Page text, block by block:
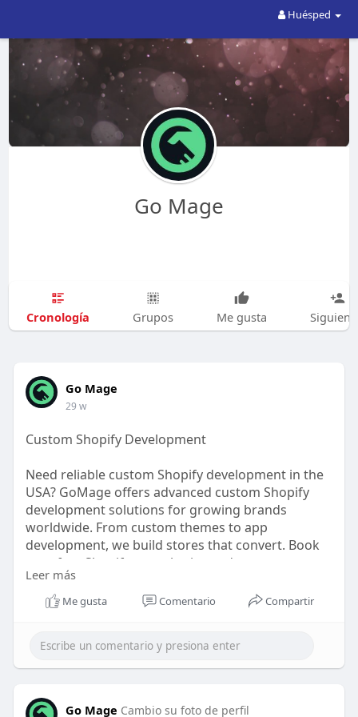
Huésped
Go Mage
Cronología Grupos Me gusta
Go Mage
29 w
Custom Shopify Development
Need reliable custom Shopify development in the
USA? GoMage offers advanced custom Shopify
development solutions for growing brands
worldwide. From custom themes to app
development, we build stores that convert. Book
your free Shopify consultation today.
https://www.gomage.com/custom-....shopify-
Leer más
Me gusta Comentario Compartir
Go Mage Cambio su foto de perfil